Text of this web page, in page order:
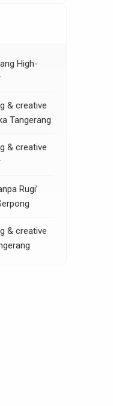
High-
& creative
Tangerang
& creative
Rugi’
& creative